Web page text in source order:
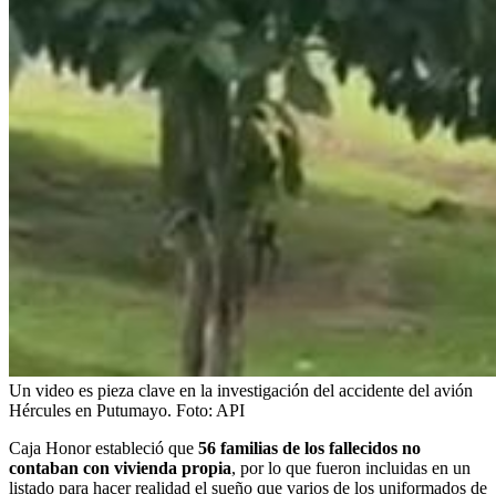
Un video es pieza clave en la investigación del accidente del avión
Hércules en Putumayo. Foto: API
Caja Honor estableció que 56 familias de los fallecidos no
contaban con vivienda propia, por lo que fueron incluidas en un
listado para hacer realidad el sueño que varios de los uniformados de